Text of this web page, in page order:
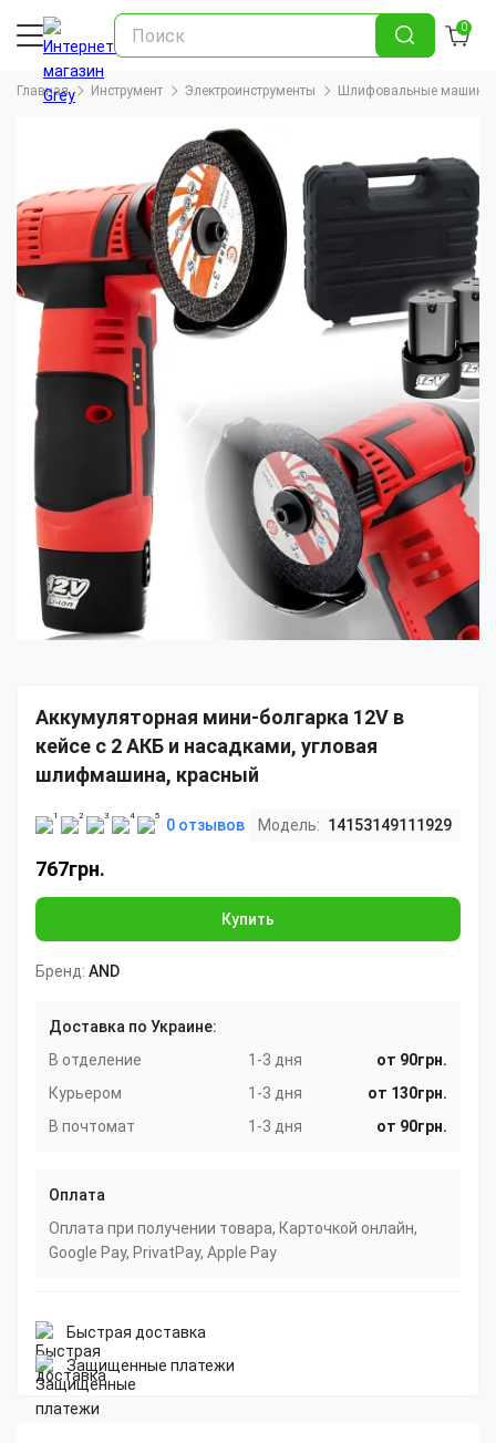
0
Главная Инструмент Электроинструменты Шлифовальные машины
Аккумуляторная мини-болгарка 12V в
кейсе с 2 АКБ и насадками, угловая
шлифмашина, красный
0 отзывов Модель: 14153149111929
767грн.
Купить
Бренд: AND
Доставка по Украине:
В отделение
1-3 дня
от 90грн.
Курьером
1-3 дня
от 130грн.
В почтомат
1-3 дня от 90грн.
Оплата
Оплата при получении товара, Карточкой онлайн,
Google Pay, PrivatPay, Apple Pay
Быстрая доставка
Защищенные платежи